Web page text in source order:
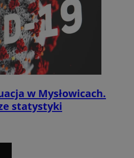
w Mysłowicach.
statystyki